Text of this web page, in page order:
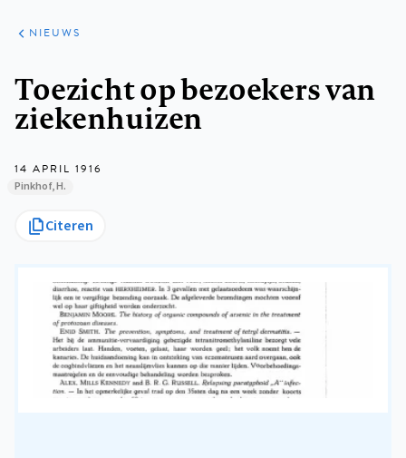
ARTIKELEN
HET
KORT
NIEUWS
Toezicht op bezoekers van
ziekenhuizen
14 APRIL 1916
Pinkhof, H.
Citeren